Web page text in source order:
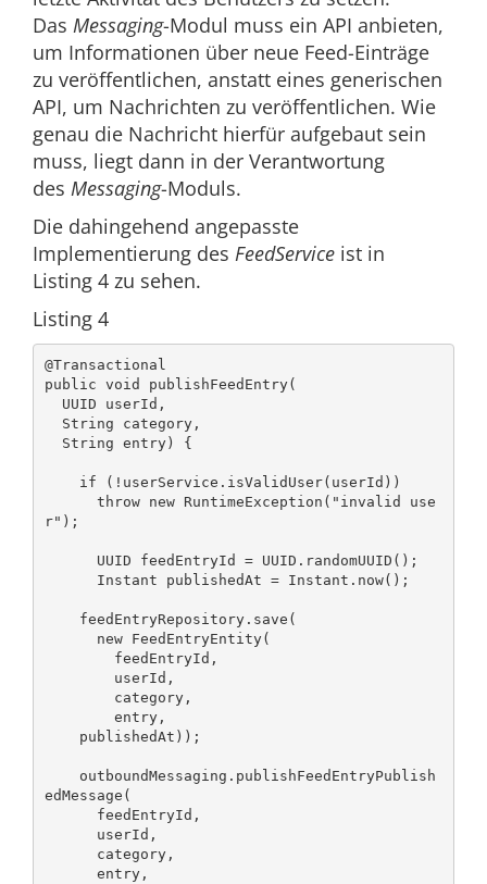
Das Messaging-Modul muss ein API anbieten,
um Informationen über neue Feed-Einträge
zu veröffentlichen, anstatt eines generischen
API, um Nachrichten zu veröffentlichen. Wie
genau die Nachricht hierfür aufgebaut sein
muss, liegt dann in der Verantwortung
des Messaging-Moduls.
Die dahingehend angepasste
Implementierung des FeedService ist in
Listing 4 zu sehen.
Listing 4
@Transactional
public void publishFeedEntry(
r");
edMessage(